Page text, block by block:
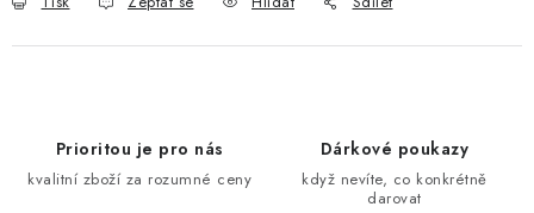
Prioritou je pro nás
kvalitní zboží za rozumné ceny
Dárkové poukazy
když nevíte, co konkrétně
darovat